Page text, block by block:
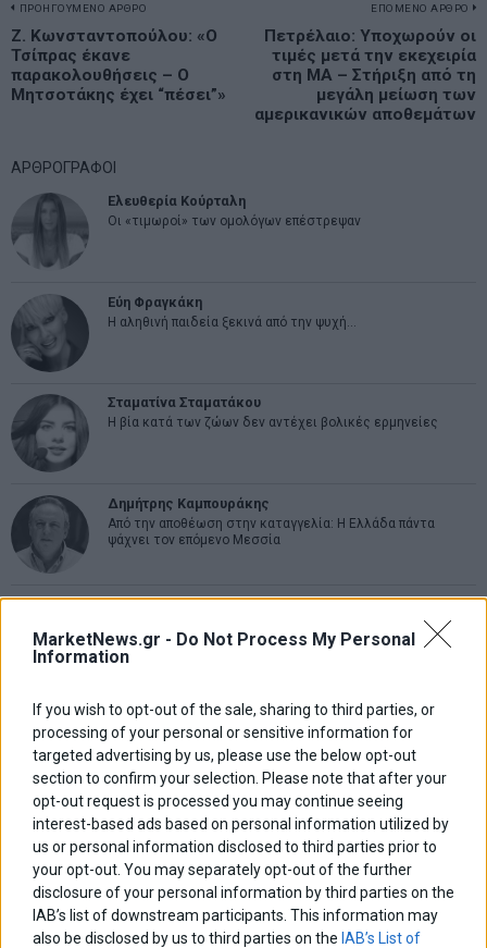
MarketNews.gr - Do Not Process My Personal
Information
If you wish to opt-out of the sale, sharing to third parties, or
processing of your personal or sensitive information for
targeted advertising by us, please use the below opt-out
section to confirm your selection. Please note that after your
opt-out request is processed you may continue seeing
interest-based ads based on personal information utilized by
us or personal information disclosed to third parties prior to
your opt-out. You may separately opt-out of the further
disclosure of your personal information by third parties on the
IAB’s list of downstream participants. This information may
also be disclosed by us to third parties on the IAB’s List of
Πλοήγηση
άρθρων
ΠΡΟΗΓΟΥΜΕΝΟ ΑΡΘΡΟ
Previous
post:
Ζ. Κωνσταντοπούλου: «Ο
Τσίπρας έκανε
παρακολουθήσεις – Ο
Μητσοτάκης έχει “πέσει”»
ΕΠΟΜΕΝΟ ΑΡΘΡΟ
Πετρέλαιο: Υποχωρούν οι
τιμές μετά την εκεχειρία
στη ΜΑ – Στήριξη από τη
μεγάλη μείωση των
αμερικανικών αποθεμάτων
ΑΡΘΡΟΓΡΑΦΟΙ
Ελευθερία Κούρταλη
Οι «τιμωροί» των ομολόγων επέστρεψαν
Εύη Φραγκάκη
Η αληθινή παιδεία ξεκινά από την ψυχή…
Σταματίνα Σταματάκου
Η βία κατά των ζώων δεν αντέχει βολικές ερμηνείες
Δημήτρης Καμπουράκης
Από την αποθέωση στην καταγγελία: Η Ελλάδα πάντα
ψάχνει τον επόμενο Μεσσία
Νικόλαος Φουρτζής
MIT Sloan: Οι AI-driven επιχειρήσεις διαμορφώνουν το νέο
μοντέλο επιχειρηματικότητας
Θανάσης Κρητικός
Στις 11/12 το πρώτο ευρωπαϊκό ντέρμπι «αιωνίων»
ΕΤΙΚΕΤΕΣ
eurobank marketnews nikkeiwallΑγορεςΗΠΑ Ιταλια
Χρηματιστηριο Αθηνων αεπ αθλητικα αναπτυξη βουλη γερμανια
διαπραγματευση δντ εκλογες εκτ ελλαδα εμπορευματα